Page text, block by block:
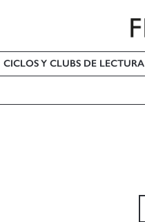
CICLOS Y CLUBS DE LECTURA